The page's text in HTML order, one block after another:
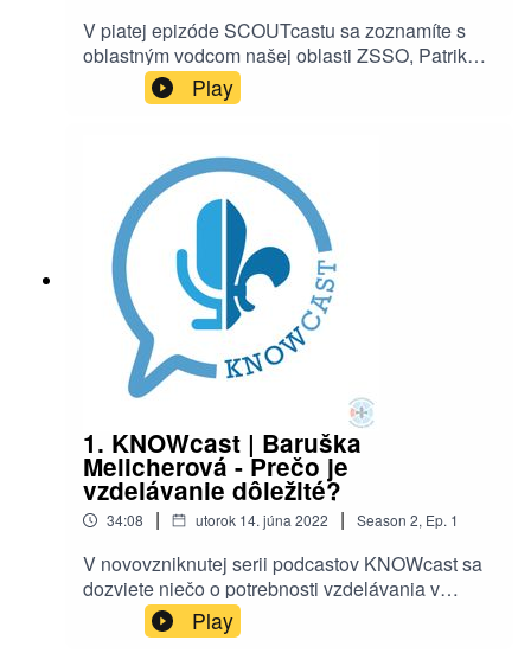
V piatej epizóde SCOUTcastu sa zoznamíte s
oblastným vodcom našej oblasti ZSSO, Patrikom
"Zvedom" Kralovičom. Okrem jeho začiatkov a
momentálneho fungovania na oblasti budete
skautských zážitkov a začiatkov v skautingu.
Taktiež vám Zved (alebo Julko?) porozpráva
niečo málo o jeho skúsenosti s VLŠ Safari.
Prajeme vám príjemné počúvanie nech už ste
kdekoľvek! ⚜️
Play
1. KNOWcast | Baruška
Melicherová - Prečo je
vzdelávanie dôležité?
34:08 | utorok 14. júna 2022 | Season 2, Ep. 1
V novovzniknutej serii podcastov KNOWcast sa
dozviete niečo o potrebnosti vzdelávania v
každom skautskom živote od odborníčky na
vzdelávanie - s. Baruš, avšak samozrejme
Play